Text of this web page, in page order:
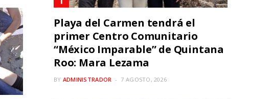
Playa del Carmen tendrá el
primer Centro Comunitario
“México Imparable” de Quintana
Roo: Mara Lezama
BY ADMINISTRADOR 7 AGOSTO, 2026